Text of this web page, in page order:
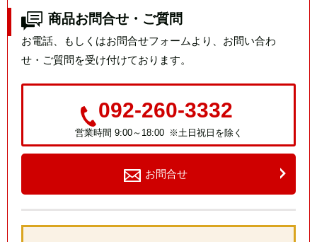
商品お問合せ・ご質問
お電話、もしくはお問合せフォームより、お問い合わ
せ・ご質問を受け付けております。
092-260-3332
営業時間 9:00～18:00 ※土日祝日を除く
お問合せ